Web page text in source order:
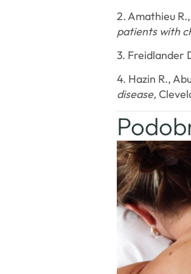
2. Amathieu
patients with
3. Freidlander
4. Hazin R.,
disease,